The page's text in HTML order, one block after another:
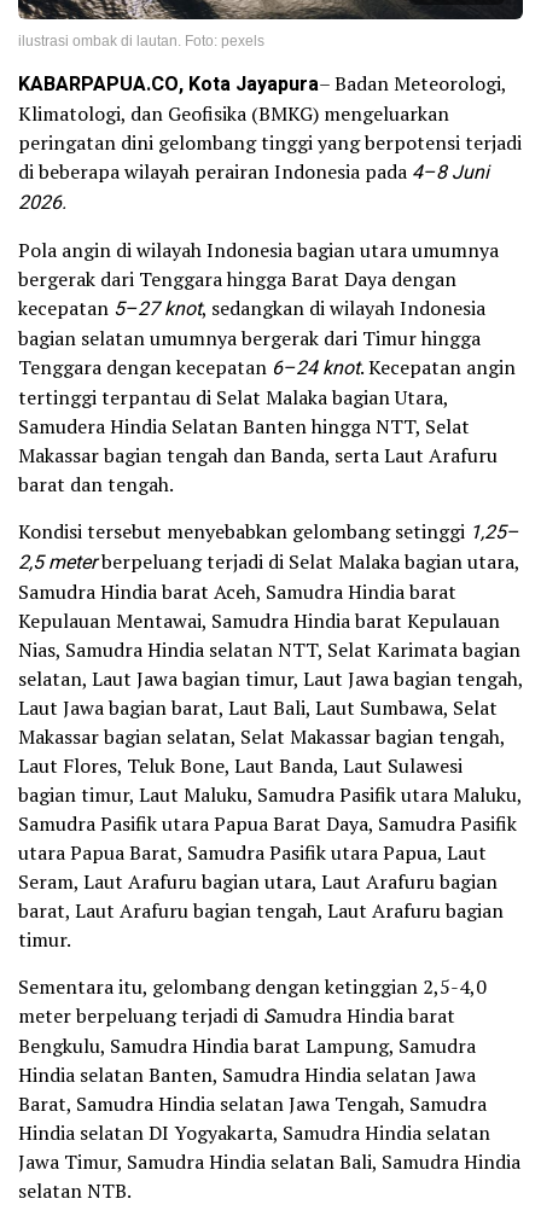
ilustrasi ombak di lautan. Foto: pexels
KABARPAPUA.CO, Kota Jayapura– Badan Meteorologi,
Klimatologi, dan Geofisika (BMKG) mengeluarkan
peringatan dini gelombang tinggi yang berpotensi terjadi
di beberapa wilayah perairan Indonesia pada 4–8 Juni
2026.
Pola angin di wilayah Indonesia bagian utara umumnya
bergerak dari Tenggara hingga Barat Daya dengan
kecepatan 5–27 knot, sedangkan di wilayah Indonesia
bagian selatan umumnya bergerak dari Timur hingga
Tenggara dengan kecepatan 6–24 knot. Kecepatan angin
tertinggi terpantau di Selat Malaka bagian Utara,
Samudera Hindia Selatan Banten hingga NTT, Selat
Makassar bagian tengah dan Banda, serta Laut Arafuru
barat dan tengah.
Kondisi tersebut menyebabkan gelombang setinggi 1,25–
2,5 meterberpeluang terjadi di Selat Malaka bagian utara,
Samudra Hindia barat Aceh, Samudra Hindia barat
Kepulauan Mentawai, Samudra Hindia barat Kepulauan
Nias, Samudra Hindia selatan NTT, Selat Karimata bagian
selatan, Laut Jawa bagian timur, Laut Jawa bagian tengah,
Laut Jawa bagian barat, Laut Bali, Laut Sumbawa, Selat
Makassar bagian selatan, Selat Makassar bagian tengah,
Laut Flores, Teluk Bone, Laut Banda, Laut Sulawesi
bagian timur, Laut Maluku, Samudra Pasifik utara Maluku,
Samudra Pasifik utara Papua Barat Daya, Samudra Pasifik
utara Papua Barat, Samudra Pasifik utara Papua, Laut
Seram, Laut Arafuru bagian utara, Laut Arafuru bagian
barat, Laut Arafuru bagian tengah, Laut Arafuru bagian
timur.
Sementara itu, gelombang dengan ketinggian 2,5-4,0
meter berpeluang terjadi di Samudra Hindia barat
Bengkulu, Samudra Hindia barat Lampung, Samudra
Hindia selatan Banten, Samudra Hindia selatan Jawa
Barat, Samudra Hindia selatan Jawa Tengah, Samudra
Hindia selatan DI Yogyakarta, Samudra Hindia selatan
Jawa Timur, Samudra Hindia selatan Bali, Samudra Hindia
selatan NTB.